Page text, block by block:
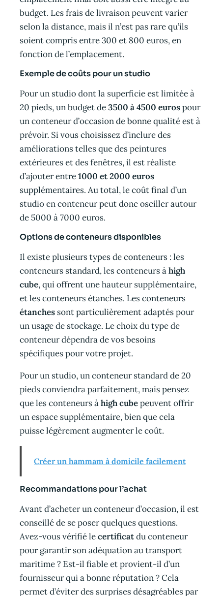
budget. Les frais de livraison peuvent varier
selon la distance, mais il n’est pas rare qu’ils
soient compris entre 300 et 800 euros, en
fonction de l’emplacement.
Exemple de coûts pour un studio
Pour un studio dont la superficie est limitée à
20 pieds, un budget de3500 à 4500 eurospour
un conteneur d’occasion de bonne qualité est à
prévoir. Si vous choisissez d’inclure des
améliorations telles que des peintures
extérieures et des fenêtres, il est réaliste
d’ajouter entre1000 et 2000 euros
supplémentaires. Au total, le coût final d’un
studio en conteneur peut donc osciller autour
de 5000 à 7000 euros.
Options de conteneurs disponibles
Il existe plusieurs types de conteneurs : les
conteneurs standard, les conteneurs àhigh
cube, qui offrent une hauteur supplémentaire,
et les conteneurs étanches. Les conteneurs
étanches sont particulièrement adaptés pour
un usage de stockage. Le choix du type de
conteneur dépendra de vos besoins
spécifiques pour votre projet.
Pour un studio, un conteneur standard de 20
pieds conviendra parfaitement, mais pensez
que les conteneurs àhigh cubepeuvent offrir
un espace supplémentaire, bien que cela
puisse légèrement augmenter le coût.
Créer un hammam à domicile facilement
Recommandations pour l’achat
Avant d’acheter un conteneur d’occasion, il est
conseillé de se poser quelques questions.
Avez-vous vérifié lecertificatdu conteneur
pour garantir son adéquation au transport
maritime ? Est-il fiable et provient-il d’un
fournisseur qui a bonne réputation ? Cela
permet d’éviter des surprises désagréables par